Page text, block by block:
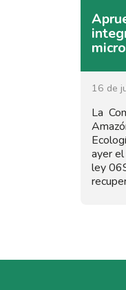
16 de
La
ayer
ley